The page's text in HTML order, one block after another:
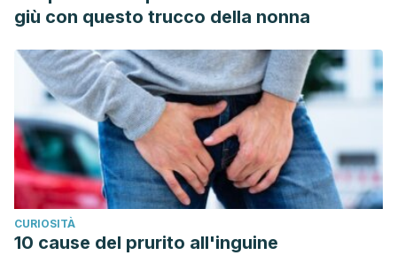
August 29, 2020, from http://scielo.isciii.es/scielo.php?
script=sci_arttext&pid=S1699-695X2009000100009
López-Pintor, R. M., Casañas, E., González-Serrano, J.,
Serrano, J., Ramírez, L., De Arriba, L., & Hernández, G.
(2016). Xerostomia, Hyposalivation, and Salivary Flow in
Diabetes Patients. Journal of Diabetes Research. Hindawi
Limited. https://doi.org/10.1155/2016/4372852
García Chías, Begoña.Prevalencia de los efectos orales
secundarios a la quimioterapia en un hospital de Madrid y
factores asociados
Madrid, 2019.
giù con questo trucco della nonna
CURIOSITÀ
10 cause del prurito all'inguine